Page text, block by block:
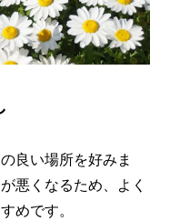
良い場所を好みま
悪くなるため、よく
めです。